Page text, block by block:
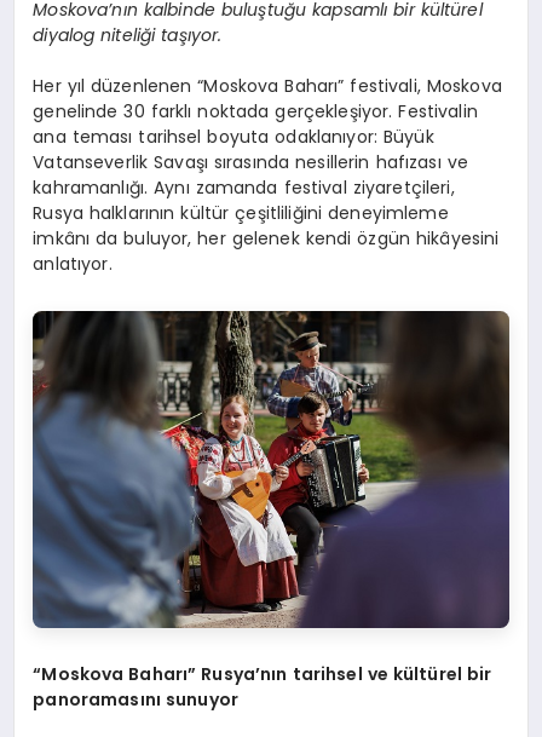
Moskova’nın kalbinde buluştuğu kapsamlı bir kültürel
diyalog niteliği taşıyor.
Her yıl düzenlenen “Moskova Baharı” festivali, Moskova
genelinde 30 farklı noktada gerçekleşiyor. Festivalin
ana teması tarihsel boyuta odaklanıyor: Büyük
Vatanseverlik Savaşı sırasında nesillerin hafızası ve
kahramanlığı. Aynı zamanda festival ziyaretçileri,
Rusya halklarının kültür çeşitliliğini deneyimleme
imkânı da buluyor, her gelenek kendi özgün hikâyesini
anlatıyor.
“Moskova Baharı” Rusya’nın tarihsel ve kültürel bir
panoramasını sunuyor